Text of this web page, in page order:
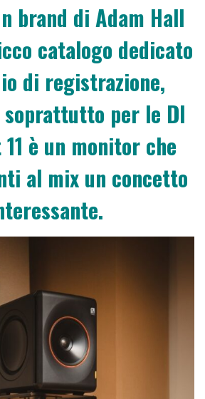
brand di Adam Hall
catalogo dedicato
di registrazione,
per le DI
è un monitor che
al mix un concetto